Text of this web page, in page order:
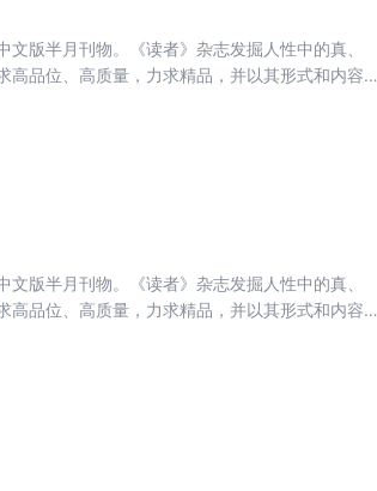
版半月刊物。《读者》杂志发掘人性中的真、
品位、高质量，力求精品，并以其形式和内容的
版半月刊物。《读者》杂志发掘人性中的真、
品位、高质量，力求精品，并以其形式和内容的